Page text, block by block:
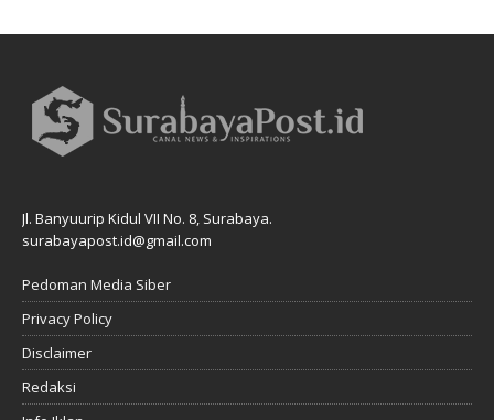
Jl. Banyuurip Kidul VII No. 8, Surabaya.
surabayapost.id@gmail.com
Pedoman Media Siber
Privacy Policy
Disclaimer
Redaksi